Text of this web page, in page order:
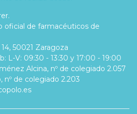
oficial de farmacéuticos de
50021 Zaragoza
L-V: 09:30 - 13:30 y 17:00 - 19:00
Alcina, nº de colegiado 2.057
de colegiado 2.203